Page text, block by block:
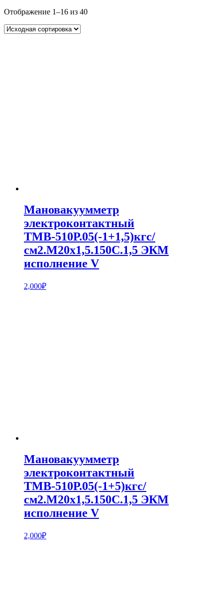
Отображение 1–16 из 40
Мановакуумметр
электроконтактный
ТМВ-510Р.05(-1+1,5)кгс/
см2.M20x1,5.150С.1,5 ЭКМ
исполнение V
2,000₽
Мановакуумметр
электроконтактный
ТМВ-510Р.05(-1+5)кгс/
см2.M20x1,5.150С.1,5 ЭКМ
исполнение V
2,000₽